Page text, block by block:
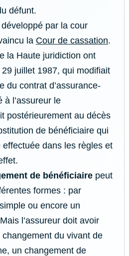
défunt.
par la cour
la Cour de cassation.
la Haute juridiction ont
29 juillet 1987, qui modifiait
du contrat d’assurance-
à l’assureur le
postérieurement au décès
de bénéficiaire qui
effectuée dans les règles et
de bénéficiaire peut
formes : par
ou encore un
l’assureur doit avoir
du vivant de
un changement de